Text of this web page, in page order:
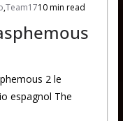
,Team1710 min read
2 le
espagnol The